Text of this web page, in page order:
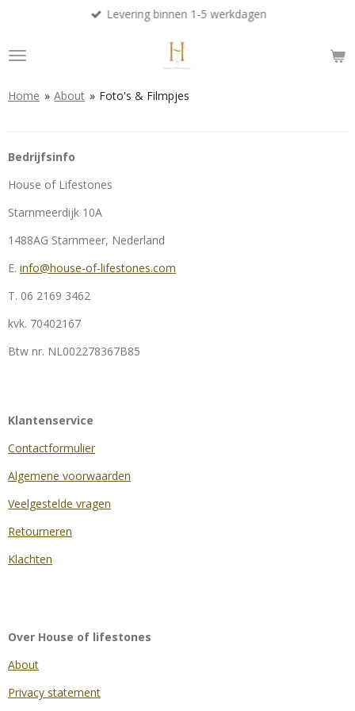
naar
de
Levering binnen 1-5 werkdagen
Home » About » Foto's & Filmpjes
Bedrijfsinfo
House of Lifestones
Starnmeerdijk 10A
1488AG Starnmeer, Nederland
E. info@house-of-lifestones.com
T. 06 2169 3462
kvk. 70402167
Btw nr. NL002278367B85
Klantenservice
Contactformulier
Algemene voorwaarden
Veelgestelde vragen
Retourneren
Klachten
Over House of lifestones
About
Privacy statement